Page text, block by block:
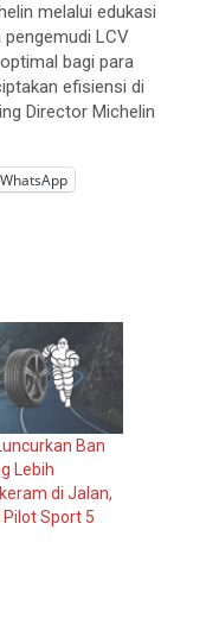
melalui edukasi
LCV
bagi para
efisiensi di
Director Michelin
WhatsApp
Ban
Lebih
di Jalan,
Pilot Sport 5